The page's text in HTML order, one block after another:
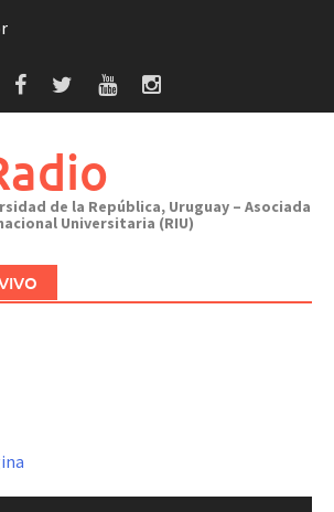
de la República, Uruguay – Asociada
Universitaria (RIU)